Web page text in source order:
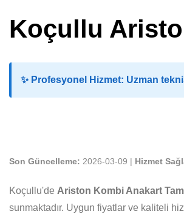
Koçullu
✨ Profesyonel Hizmet: Uzman
Son Güncelleme: 2026-03-09 | Hizmet
Koçullu'de Ariston Kombi Anakart
sunmaktadır. Uygun fiyatlar ve kaliteli